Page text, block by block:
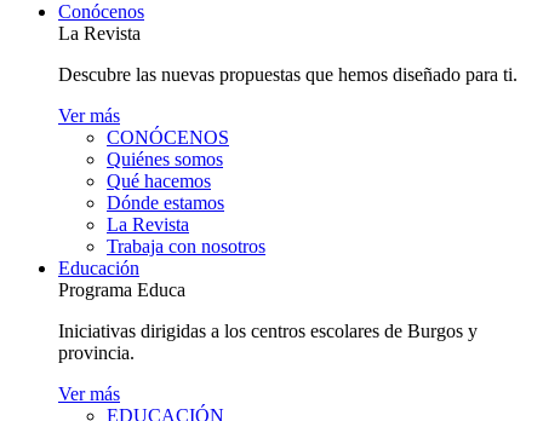
Conócenos
La Revista
Descubre las nuevas propuestas que hemos diseñado para ti.
Ver más
CONÓCENOS
Quiénes somos
Qué hacemos
Dónde estamos
La Revista
Trabaja con nosotros
Educación
Programa Educa
Iniciativas dirigidas a los centros escolares de Burgos y
provincia.
Ver más
EDUCACIÓN